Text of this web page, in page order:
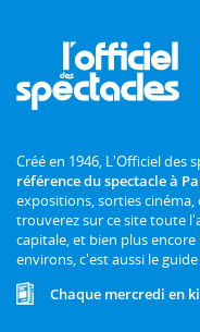
Créé en 1946, L'Officiel des
référence du spectacle à
expositions, sorties cinéma,
trouverez sur ce site toute
capitale, et bien plus
environs, c'est aussi le
Chaque mercredi en